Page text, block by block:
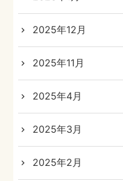
2025年12月
2025年11月
2025年4月
2025年3月
2025年2月